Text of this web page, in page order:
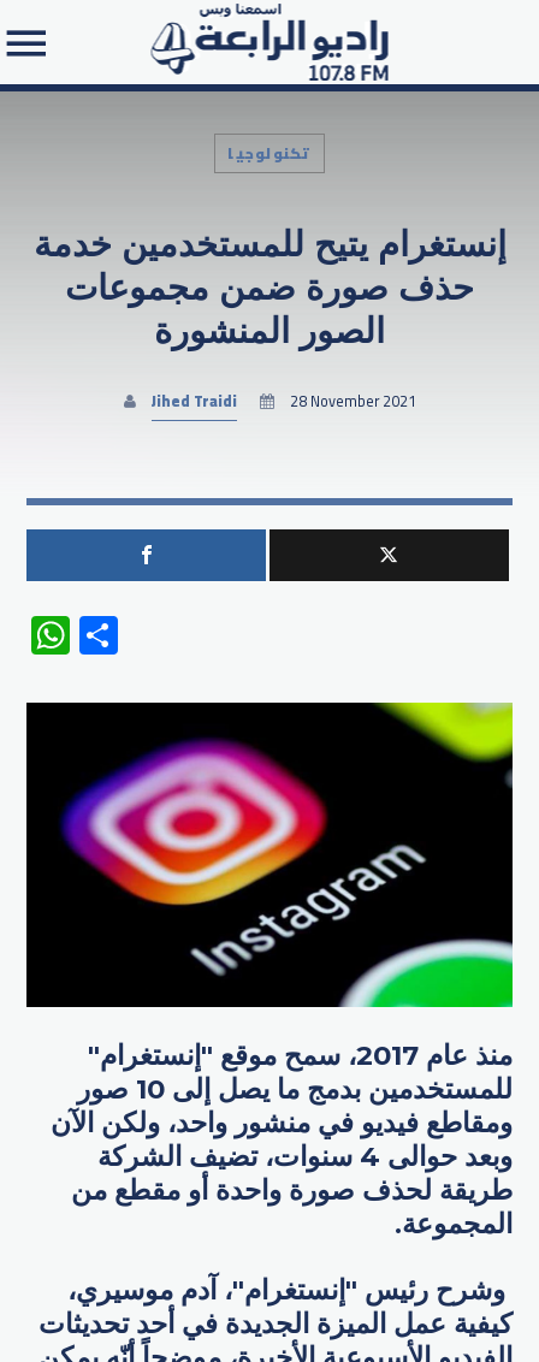
Search in the website:
تكنولوجيا
إنستغرام يتيح للمستخدمين خدمة
حذف صورة ضمن مجموعات
الصور المنشورة
Jihed Traidi 28 November 2021
WhatsApp
منذ عام 2017، سمح موقع "إنستغرام"
للمستخدمين بدمج ما يصل إلى 10 صور
ومقاطع فيديو في منشور واحد، ولكن الآن
وبعد حوالى 4 سنوات، تضيف الشركة
طريقة لحذف صورة واحدة أو مقطع من
المجموعة.
وشرح رئيس "إنستغرام"، آدم موسيري،
كيفية عمل الميزة الجديدة في أحد تحديثات